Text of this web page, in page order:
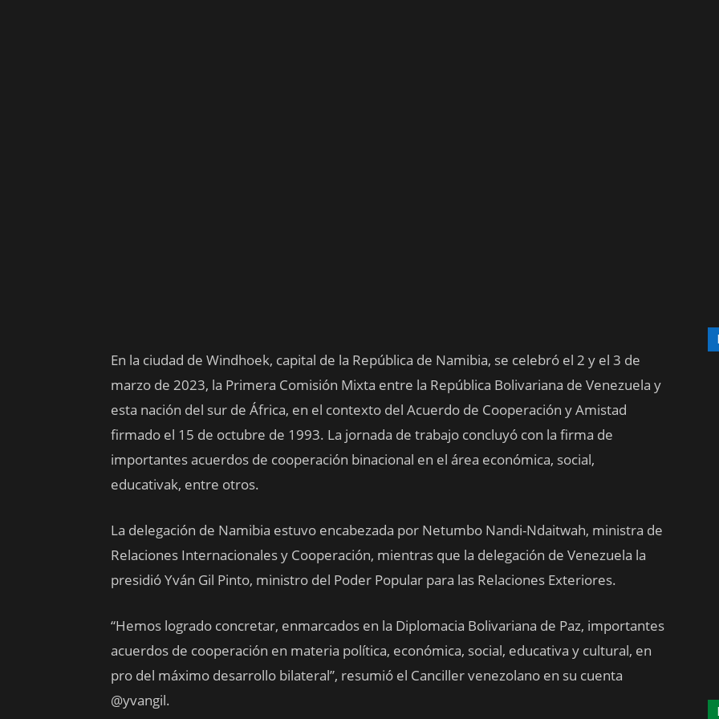
En la ciudad de Windhoek, capital de la República de Namibia, se celebró el 2 y el 3 de
marzo de 2023, la Primera Comisión Mixta entre la República Bolivariana de Venezuela y
esta nación del sur de África, en el contexto del Acuerdo de Cooperación y Amistad
firmado el 15 de octubre de 1993. La jornada de trabajo concluyó con la firma de
importantes acuerdos de cooperación binacional en el área económica, social,
educativak, entre otros.
La delegación de Namibia estuvo encabezada por Netumbo Nandi-Ndaitwah, ministra de
Relaciones Internacionales y Cooperación, mientras que la delegación de Venezuela la
presidió Yván Gil Pinto, ministro del Poder Popular para las Relaciones Exteriores.
“Hemos logrado concretar, enmarcados en la Diplomacia Bolivariana de Paz, importantes
acuerdos de cooperación en materia política, económica, social, educativa y cultural, en
pro del máximo desarrollo bilateral”, resumió el Canciller venezolano en su cuenta
@yvangil.